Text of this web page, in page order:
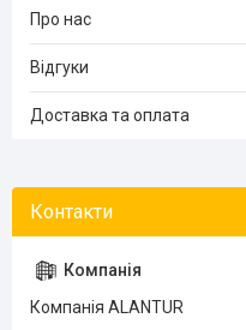
Про нас
Відгуки
Доставка та оплата
Компанія ALANTUR